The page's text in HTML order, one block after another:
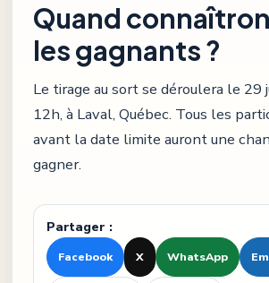
Quand
les gagnants ?
Le tirage au sort se déroulera le 29
12h, à Laval, Québec. Tous les
avant la date limite auront une
gagner.
Partager :
Facebook X WhatsApp